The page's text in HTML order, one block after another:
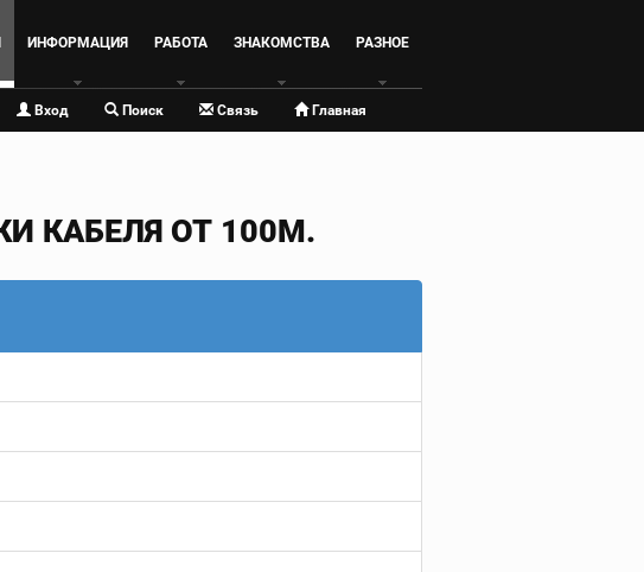
ИНФОРМАЦИЯ РАБОТА ЗНАКОМСТВА РАЗНОЕ
Вход Поиск Связь Главная
КАБЕЛЯ ОТ 100М.